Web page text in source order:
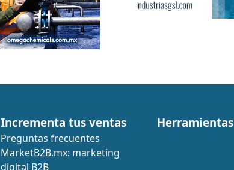
Incrementa tus ventas
Preguntas frecuentes
MarketB2B.mx: marketing
digital B2B
Herramientas